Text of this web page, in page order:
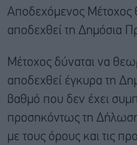
Αποδεχόμενος Μέτοχος
αποδεχθεί τη Δημόσια
Μέτοχος δύναται να
αποδεχθεί έγκυρα τη
βαθμό που δεν έχει
προσηκόντως τη
με τους όρους και τις